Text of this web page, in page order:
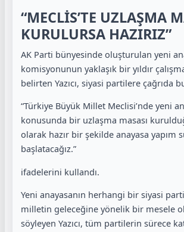
“MECLİS’TE UZLAŞMA
KURULURSA HAZIRIZ”
AK Parti bünyesinde oluşturulan yeni
komisyonunun yaklaşık bir yıldır
belirten Yazıcı, siyasi partilere çağrıda
“Türkiye Büyük Millet Meclisi’nde yeni
konusunda bir uzlaşma masası
olarak hazır bir şekilde anayasa yapım
başlatacağız.”
ifadelerini kullandı.
Yeni anayasanın herhangi bir siyasi
milletin geleceğine yönelik bir mesele
söyleyen Yazıcı, tüm partilerin sürece